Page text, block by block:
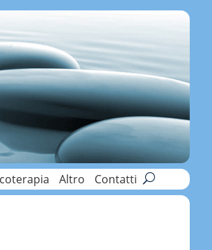
Altro Contatti